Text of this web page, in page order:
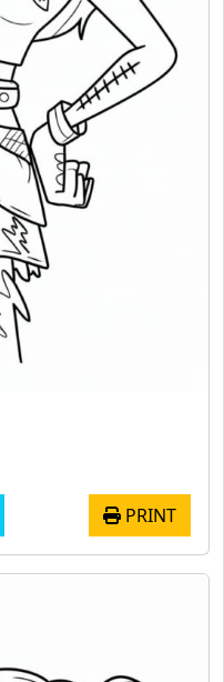
PRINT